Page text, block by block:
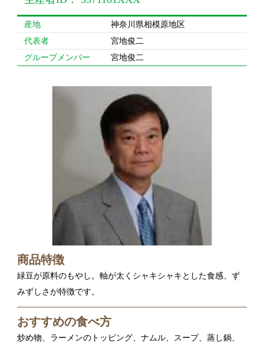
産地
神奈川県相模原地区
代表者
宮地俊二
グループメンバー
宮地俊二
商品特徴
緑豆が原料のもやし。軸が太くシャキシャキとした食感、ず
おすすめの食べ方
など調理法は沢山！加熱しすぎずシャキシャキした食感を味